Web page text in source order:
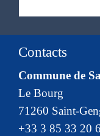
Contacts
Commune de
Le Bourg
71260 Saint-
+33 3 85 33 20